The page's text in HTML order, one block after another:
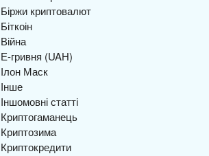
Біржи криптовалют
Біткоін
Війна
Е-гривня (UAH)
Ілон Маск
Інше
Іншомовні статті
Криптогаманець
Криптозима
Криптокредити